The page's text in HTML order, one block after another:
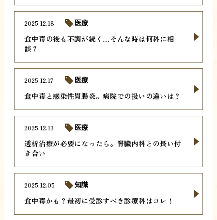
食中毒の後も不調が続く…そんな時は何科に相
談？
2025.12.18 医療
食中毒と感染性胃腸炎。病院での扱いの違いは？
2025.12.17 医療
透析治療が必要になったら。腎臓内科との長い付
き合い
2025.12.13 医療
食中毒かも？最初に受診すべき診療科はコレ！
2025.12.05 知識